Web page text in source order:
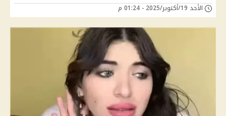
الأحد 19/أكتوبر/2025 - 01:24 م